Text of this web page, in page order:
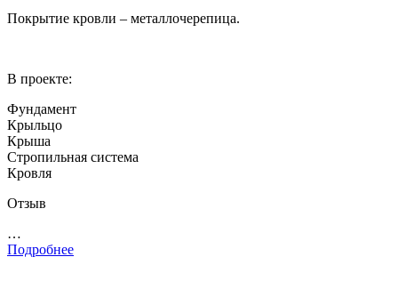
Покрытие кровли – металлочерепица.
В проекте:
Фундамент
Крыльцо
Крыша
Стропильная система
Кровля
Отзыв
…
Подробнее